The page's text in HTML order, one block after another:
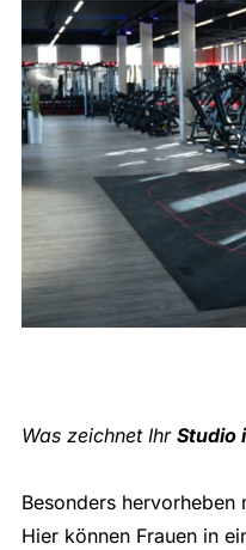
Was zeichnet Ihr Studio
Besonders
Hier können Frauen in